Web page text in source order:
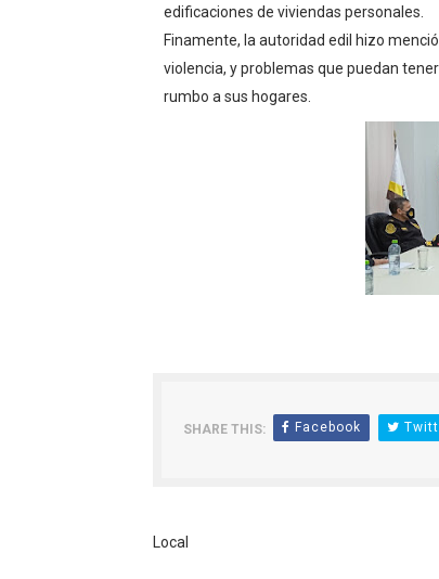
OSIPTEL:
Yape habilita envío
Decano de
Concrevía impulsa
ADAS: QUEDAN
edificaciones de viviendas personales.
Finamente, la autoridad edil hizo
violencia, y problemas que puedan
rumbo a sus hogares.
SHARE THIS: Facebook
Local